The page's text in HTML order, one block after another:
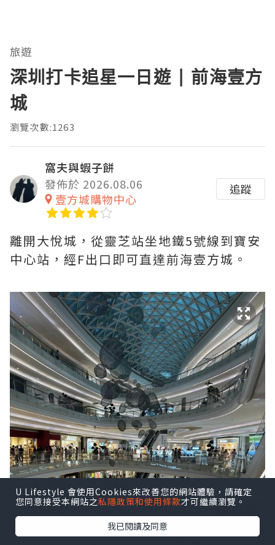
旅遊
深圳打卡追星一日遊 | 前海壹方
城
瀏覽次數:1263
窩夫與蝦子餅
發佈於 2026.08.06
壹方城購物中心
追蹤
離開大悅城，從靈芝站坐地鐵5號線到寶安
中心站，經F出口即可直達前海壹方城。
U Lifestyle 會使用Cookies來改善您的網站體驗，請確定
您同意接受本網站之私隱政策和使用條款才可繼續瀏覽。
我已閱讀及同意